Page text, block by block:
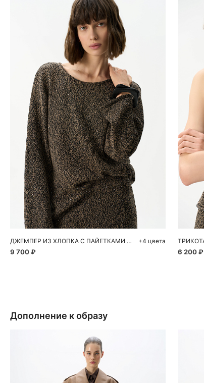
Добавить в корзину
S M L
ДЖЕМПЕР ИЗ ХЛОПКА С ПАЙЕТКАМИ И ЛЮРЕКСОМ
9 700 ₽
+4 цвета
6 200 ₽
Дополнение к образу